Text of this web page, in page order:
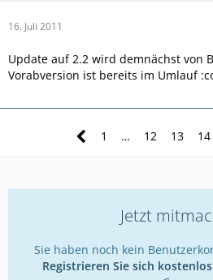
16. Juli 2011
Update auf 2.2 wird demnächst von
Vorabversion ist bereits im Umlauf
1 … 12 13 14
Jetzt
Sie haben noch kein
Registrieren Sie sich kostenlos